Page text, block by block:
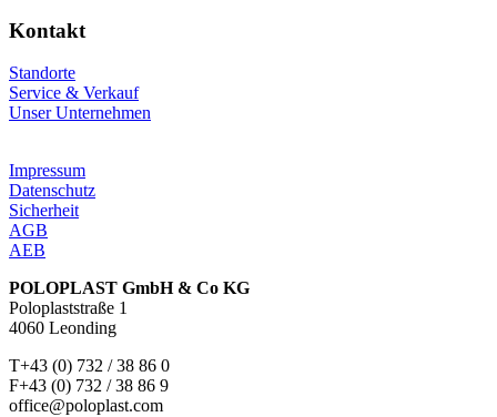
Kontakt
Standorte
Service & Verkauf
Unser Unternehmen
Impressum
Datenschutz
Sicherheit
AGB
AEB
POLOPLAST GmbH & Co KG
Poloplaststraße 1
4060 Leonding
T+43 (0) 732 / 38 86 0
F+43 (0) 732 / 38 86 9
office@poloplast.com